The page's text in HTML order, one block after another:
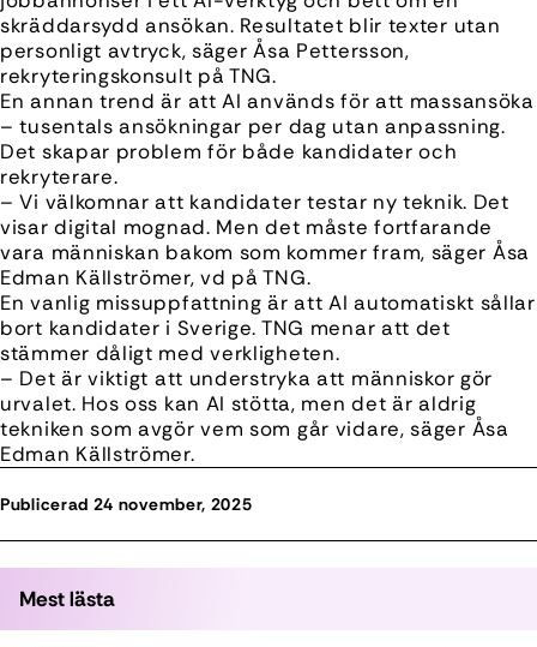
skräddarsydd ansökan. Resultatet blir texter utan
personligt avtryck, säger Åsa Pettersson,
rekryteringskonsult på TNG.
En annan trend är att AI används för att massansöka
– tusentals ansökningar per dag utan anpassning.
Det skapar problem för både kandidater och
rekryterare.
– Vi välkomnar att kandidater testar ny teknik. Det
visar digital mognad. Men det måste fortfarande
vara människan bakom som kommer fram, säger Åsa
Edman Källströmer, vd på TNG.
En vanlig missuppfattning är att AI automatiskt sållar
bort kandidater i Sverige. TNG menar att det
stämmer dåligt med verkligheten.
– Det är viktigt att understryka att människor gör
urvalet. Hos oss kan AI stötta, men det är aldrig
tekniken som avgör vem som går vidare, säger Åsa
Edman Källströmer.
Publicerad 24 november, 2025
Mest lästa